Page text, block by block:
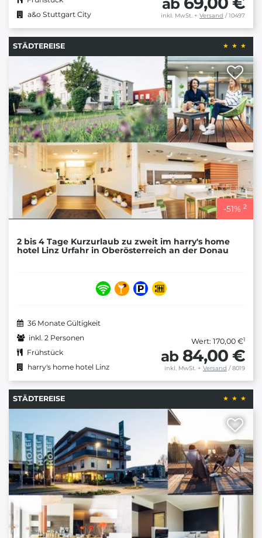
a&o Stuttgart City
ab
inkl. MwSt. + Versand / 10497
STÄDTEREISE
-51% 2
2 bis 4 Tage Kurzurlaub zu zweit im harry's home
hotel Linz Urfahr in Oberösterreich an der Donau
36 Monate Gültigkeit
inkl. 2 Personen
Frühstück
harry's home hotel Linz
Wert: 170,00 €1
ab 84,00 €
inkl. MwSt. + Versand / 8019
STÄDTEREISE